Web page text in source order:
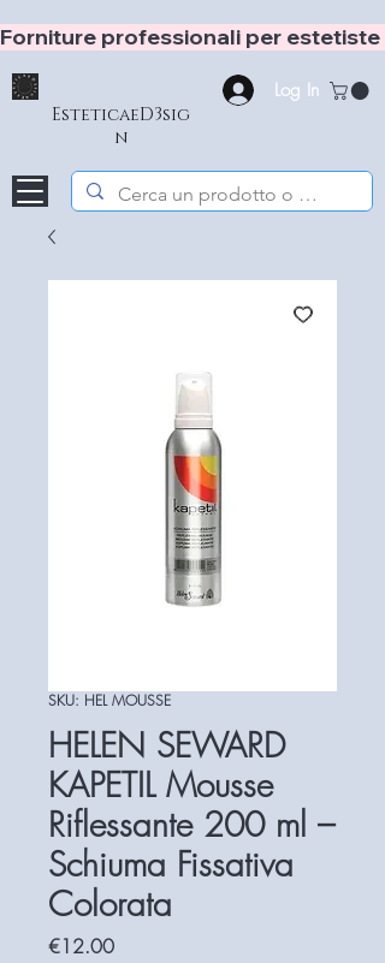
Forniture professionali per
EsteticaeD3sig
n
Log In
SKU: HEL MOUSSE
HELEN SEWARD
KAPETIL Mousse
Riflessante 200 ml –
Schiuma Fissativa
Colorata
€12.00Price